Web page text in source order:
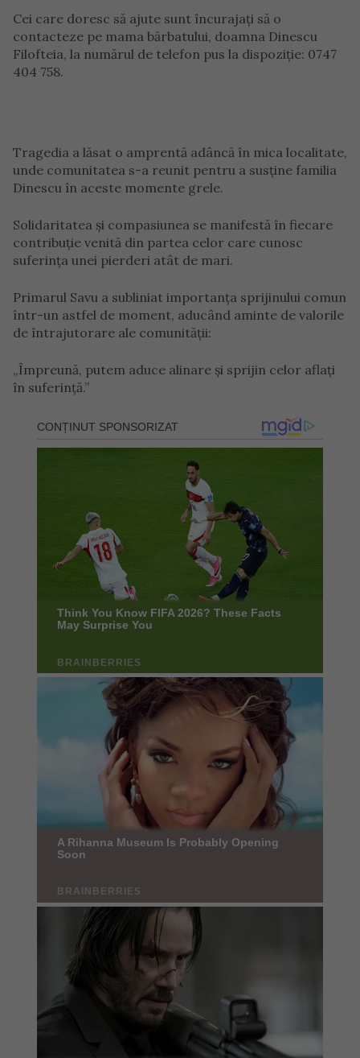
Cei care doresc să ajute sunt încurajați să o
contacteze pe mama bărbatului, doamna Dinescu
Filofteia, la numărul de telefon pus la dispoziție: 0747
404 758.
Tragedia a lăsat o amprentă adâncă în mica localitate,
unde comunitatea s-a reunit pentru a susține familia
Dinescu în aceste momente grele.
Solidaritatea și compasiunea se manifestă în fiecare
contribuție venită din partea celor care cunosc
suferința unei pierderi atât de mari.
Primarul Savu a subliniat importanța sprijinului comun
într-un astfel de moment, aducând aminte de valorile
de întrajutorare ale comunității:
„Împreună, putem aduce alinare și sprijin celor aflați
în suferință.”